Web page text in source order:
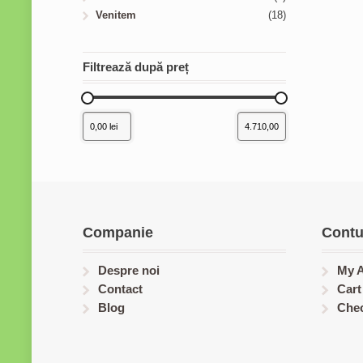
Venitem
(18)
Filtrează după preț
Companie
Despre noi
Contact
Blog
My
Cart